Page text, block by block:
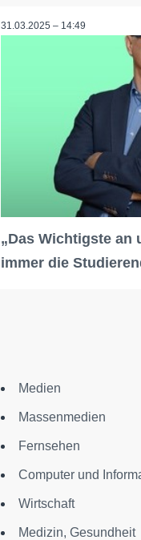
31.03.2025 – 14:49
„Das Wichtigste an
immer die
Medien
Massenmedien
Fernsehen
Computer und
Wirtschaft
Medizin, Gesundheit